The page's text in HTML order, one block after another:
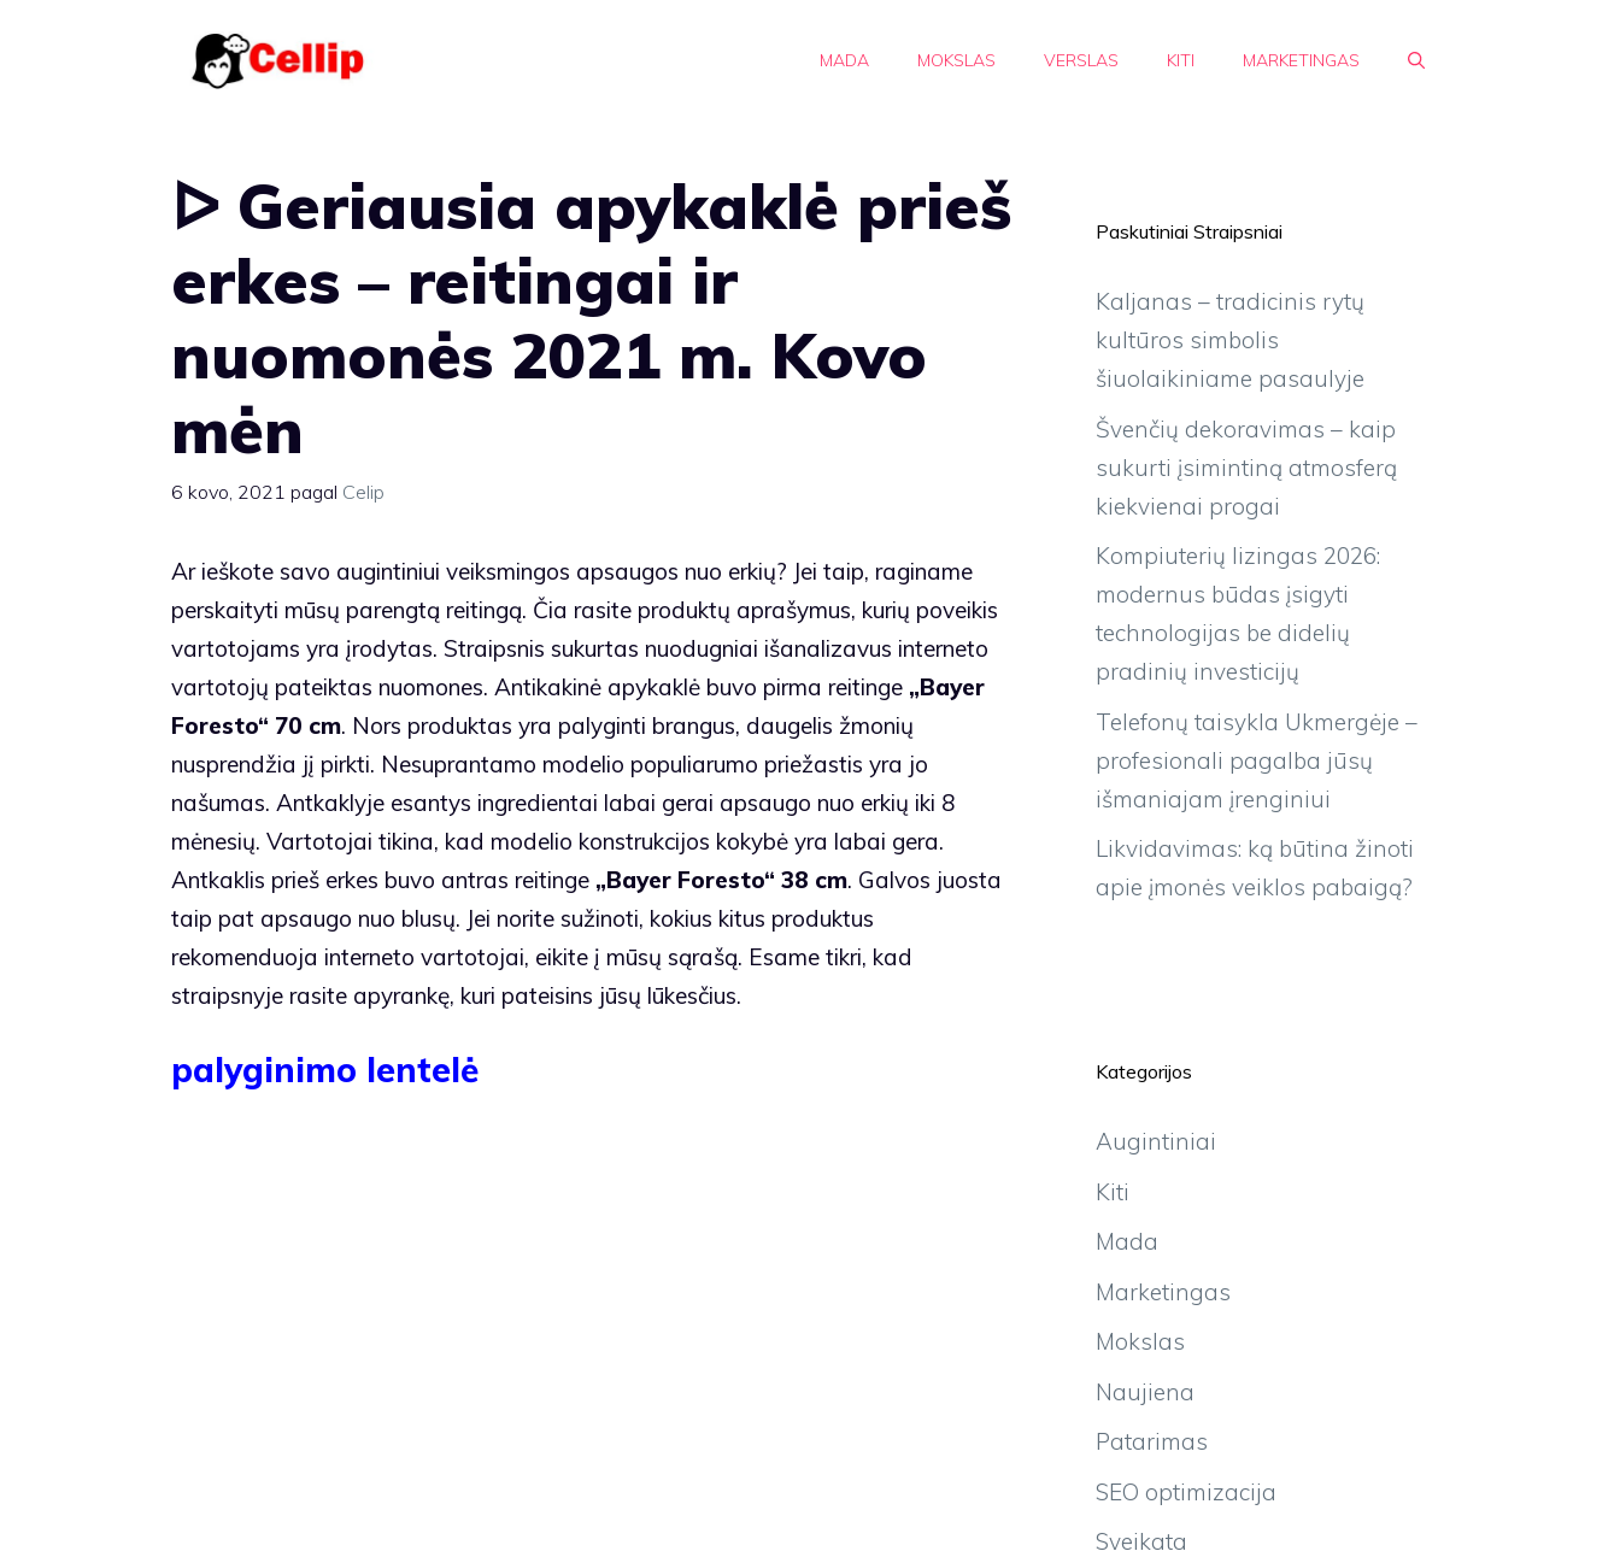
MADA MOKSLAS VERSLAS KITI MARKETINGAS
ᐅ Geriausia apykaklė prieš
erkes – reitingai ir
nuomonės 2021 m. Kovo
mėn
6 kovo, 2021 pagal Celip
Ar ieškote savo augintiniui veiksmingos apsaugos nuo erkių? Jei taip, raginame
perskaityti mūsų parengtą reitingą. Čia rasite produktų aprašymus, kurių poveikis
vartotojams yra įrodytas. Straipsnis sukurtas nuodugniai išanalizavus interneto
vartotojų pateiktas nuomones. Antikakinė apykaklė buvo pirma reitinge „Bayer
Foresto“ 70 cm. Nors produktas yra palyginti brangus, daugelis žmonių
nusprendžia jį pirkti. Nesuprantamo modelio populiarumo priežastis yra jo
našumas. Antkaklyje esantys ingredientai labai gerai apsaugo nuo erkių iki 8
mėnesių. Vartotojai tikina, kad modelio konstrukcijos kokybė yra labai gera.
Antkaklis prieš erkes buvo antras reitinge „Bayer Foresto“ 38 cm. Galvos juosta
taip pat apsaugo nuo blusų. Jei norite sužinoti, kokius kitus produktus
rekomenduoja interneto vartotojai, eikite į mūsų sąrašą. Esame tikri, kad
straipsnyje rasite apyrankę, kuri pateisins jūsų lūkesčius.
palyginimo lentelė
Paskutiniai Straipsniai
Kaljanas – tradicinis rytų
kultūros simbolis
šiuolaikiniame pasaulyje
Švenčių dekoravimas – kaip
sukurti įsimintiną atmosferą
kiekvienai progai
Kompiuterių lizingas 2026:
modernus būdas įsigyti
technologijas be didelių
pradinių investicijų
Telefonų taisykla Ukmergėje –
profesionali pagalba jūsų
išmaniajam įrenginiui
Likvidavimas: ką būtina žinoti
apie įmonės veiklos pabaigą?
Kategorijos
Augintiniai
Kiti
Mada
Marketingas
Mokslas
Naujiena
Patarimas
SEO optimizacija
Sveikata